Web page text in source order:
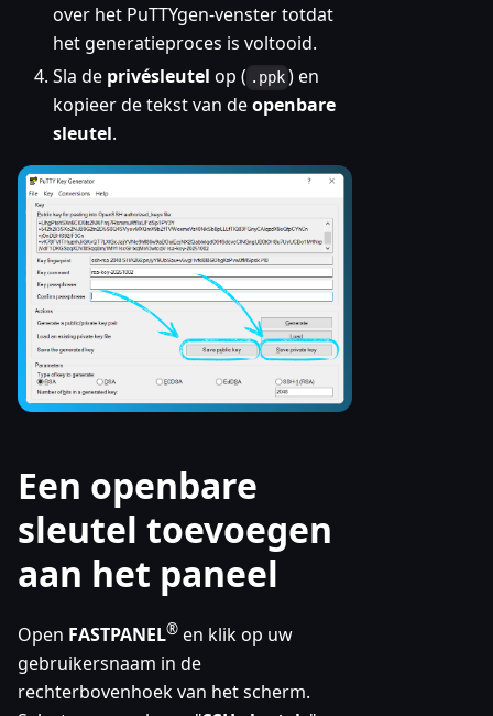
over het PuTTYgen-venster totdat
het generatieproces is voltooid.
Sla de privésleutel op ( .ppk ) en
kopieer de tekst van deopenbare
sleutel.
Een openbare
sleutel toevoegen
aan het paneel
Open FASTPANEL® en klik op uw
gebruikersnaam in de
rechterbovenhoek van het scherm.